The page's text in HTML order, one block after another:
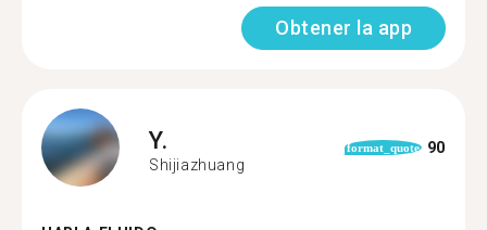
Obtener la app
Y.
Shijiazhuang
format_quote 90